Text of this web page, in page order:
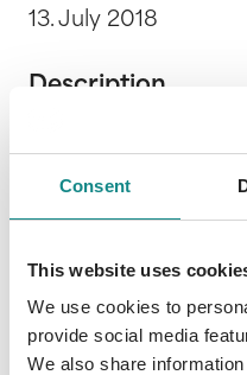
Consent
This website uses
We use cookies to
provide social media
We also share
13. July 2018
Description
Die "Midgard-
Kinder. Den Auftakt
Abenteuer des
dazu, dass die Asen
ein Fest bei dem